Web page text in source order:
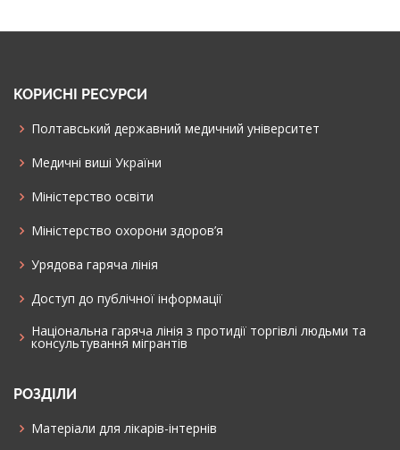
КОРИСНІ РЕСУРСИ
Полтавський державний медичний університет
Медичні виші України
Міністерство освіти
Міністерство охорони здоров’я
Урядова гаряча лінія
Доступ до публічної інформації
Національна гаряча лінія з протидії торгівлі людьми та
консультування мiгрантiв
РОЗДІЛИ
Матеріали для лікарів-інтернів